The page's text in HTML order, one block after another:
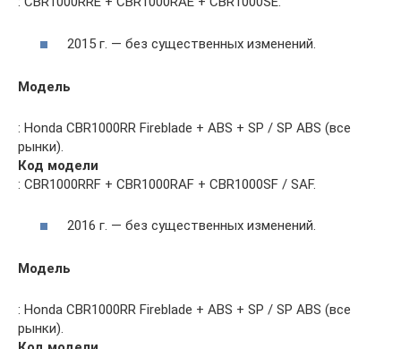
2015 г. — без существенных изменений.
Модель
: Honda CBR1000RR Fireblade + ABS + SP / SP ABS (все
рынки).
Код модели
: CBR1000RRF + CBR1000RAF + CBR1000SF / SAF.
2016 г. — без существенных изменений.
Модель
: Honda CBR1000RR Fireblade + ABS + SP / SP ABS (все
рынки).